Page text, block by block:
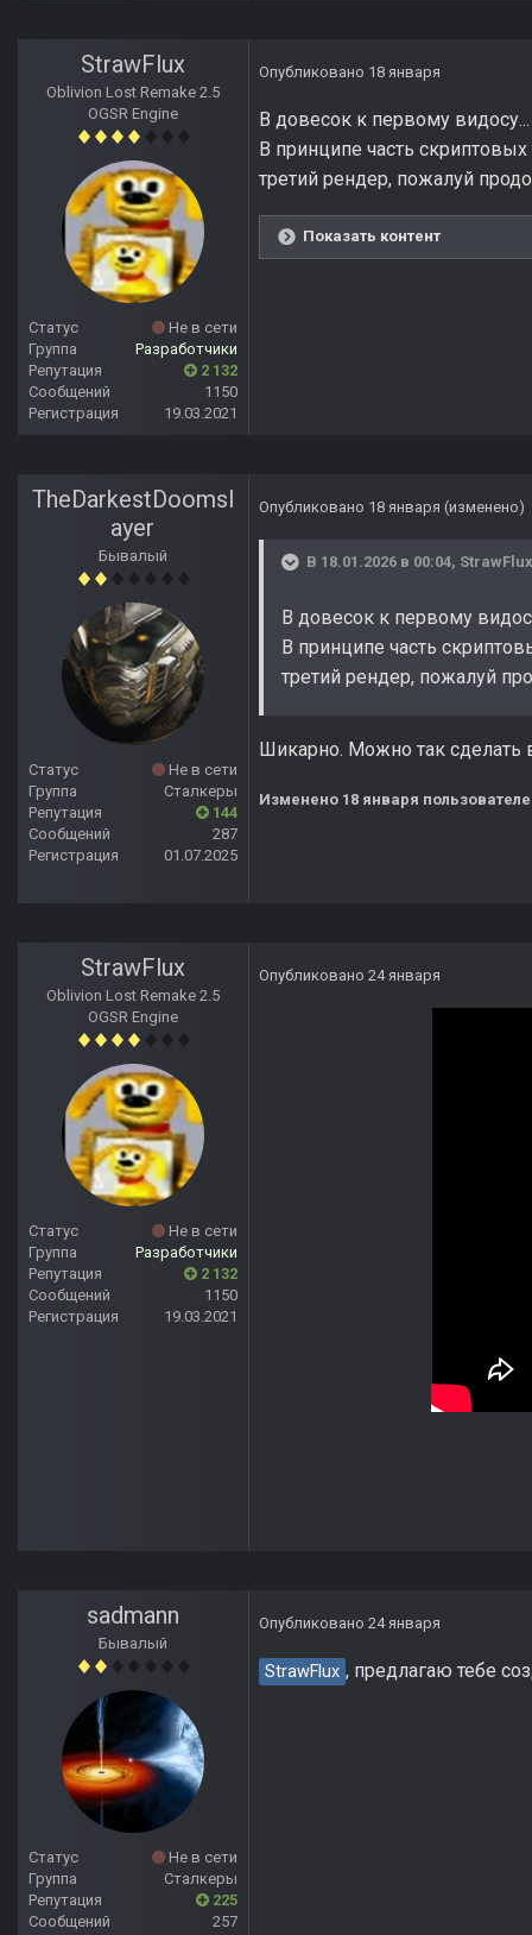
StrawFlux
Oblivion Lost Remake 2.5
OGSR Engine
Статус
Не в сети
Группа
Разработчики
Репутация
2 132
Сообщений
1150
Регистрация
19.03.2021
Опубликовано 18 января
В довесок к первому видосу...
В принципе часть
третий рендер, пожалуй
Показать контент
TheDarkestDoomsl
ayer
Бывалый
Статус
Не в сети
Группа
Сталкеры
Репутация
144
Сообщений
287
Регистрация
01.07.2025
Опубликовано 18 января (изменено)
В 18.01.2026 в 00:04, StrawFlux
В довесок к первому
В принципе часть
третий рендер, пожалуй
Шикарно. Можно так сделать
Изменено 18 января
StrawFlux
Oblivion Lost Remake 2.5
OGSR Engine
Статус
Не в сети
Группа
Разработчики
Репутация
2 132
Сообщений
1150
Регистрация
19.03.2021
Опубликовано 24 января
sadmann
Бывалый
Статус
Не в сети
Группа
Сталкеры
Репутация
225
Сообщений
257
Опубликовано 24 января
StrawFlux , предлагаю тебе